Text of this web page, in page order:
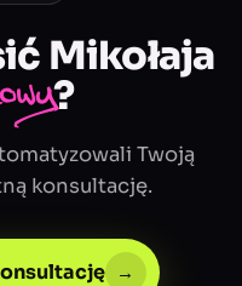
Mikołaja
?
Twoją
konsultację.
→